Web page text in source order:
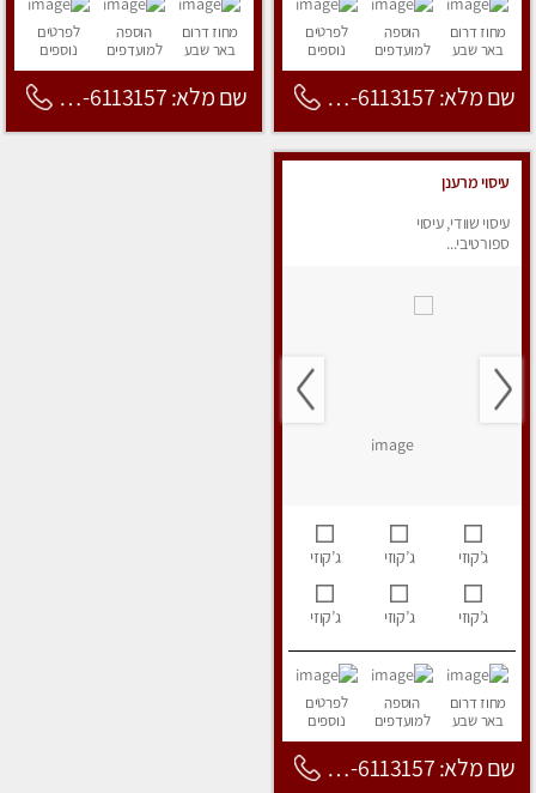
מחוז דרום
באר שבע
הוספה
למועדפים
לפרטים
נוספים
שם מלא: 053-6113157
מחוז דרום
באר שבע
הוספה
למועדפים
לפרטים
נוספים
שם מלא: 053-6113157
עיסוי מרענן
עיסוי שוודי, עיסוי
ספורטיבי...
ג’קוזי ג’קוזי ג’קוזי
ג’קוזי ג’קוזי ג’קוזי
מחוז דרום
באר שבע
הוספה
למועדפים
לפרטים
נוספים
שם מלא: 053-6113157